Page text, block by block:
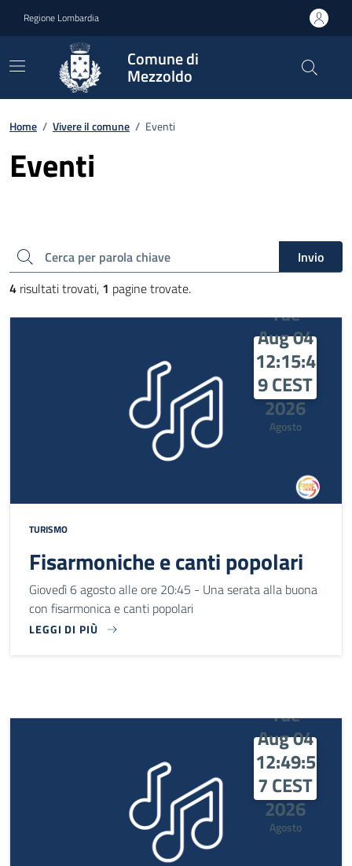
Regione Lombardia
Comune di
Mezzoldo
Home / Vivere il comune / Eventi
Eventi
Cerca una parola chiave
Invio
4 risultati trovati, 1 pagine trovate.
Tue
Aug 04
12:15:4
9 CEST
2026
Agosto
TURISMO
Fisarmoniche e canti popolari
Giovedì 6 agosto alle ore 20:45 - Una serata alla buona
con fisarmonica e canti popolari
LEGGI DI PIÙ
GIOVEDÌ 6 AGOSTO ALLE ORE 20:45 - UNA SERATA ALLA
Tue
Aug 04
12:49:5
7 CEST
2026
Agosto